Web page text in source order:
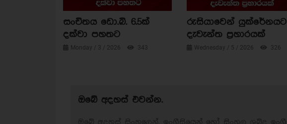
සංචිතය ඩො.බි. 6.5ක්
දක්වා පහතට
Monday / 3 / 2026 343
රුසියාවෙන් යුක්රේනයට
දැවැන්ත ප්‍රහාරයක්
Wednesday / 5 / 2026 326
ඔබේ අදහස් එවන්න.